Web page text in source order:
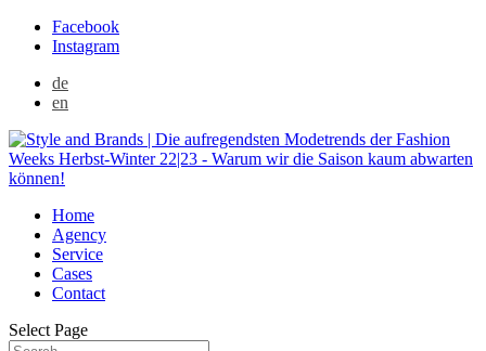
Facebook
Instagram
de
en
Home
Agency
Service
Cases
Contact
Select Page